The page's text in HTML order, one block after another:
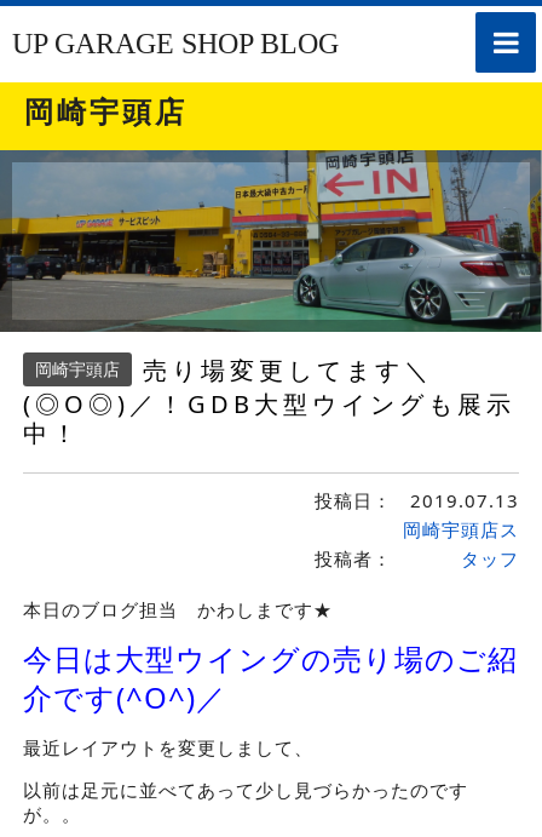
toggle
UP GARAGE SHOP BLOG
岡崎宇頭店
岡崎宇頭店
売り場変更してます＼
(◎O◎)／！GDB大型ウイングも展示
中！
投稿日： 2019.07.13
投稿者：
岡崎宇頭店ス
タッフ
本日のブログ担当 かわしまです★
今日は大型ウイングの売り場のご紹
介です(^O^)／
最近レイアウトを変更しまして、
以前は足元に並べてあって少し見づらかったのです
が。。